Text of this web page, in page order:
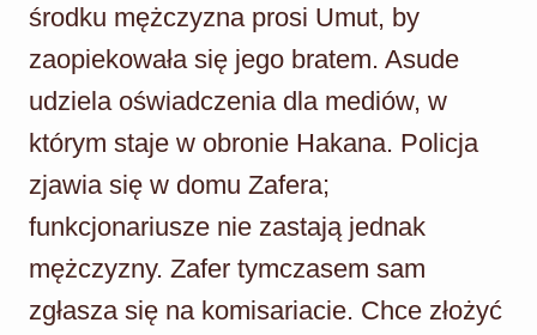
środku mężczyzna prosi Umut, by
zaopiekowała się jego bratem. Asude
udziela oświadczenia dla mediów, w
którym staje w obronie Hakana. Policja
zjawia się w domu Zafera;
funkcjonariusze nie zastają jednak
mężczyzny. Zafer tymczasem sam
zgłasza się na komisariacie. Chce złożyć